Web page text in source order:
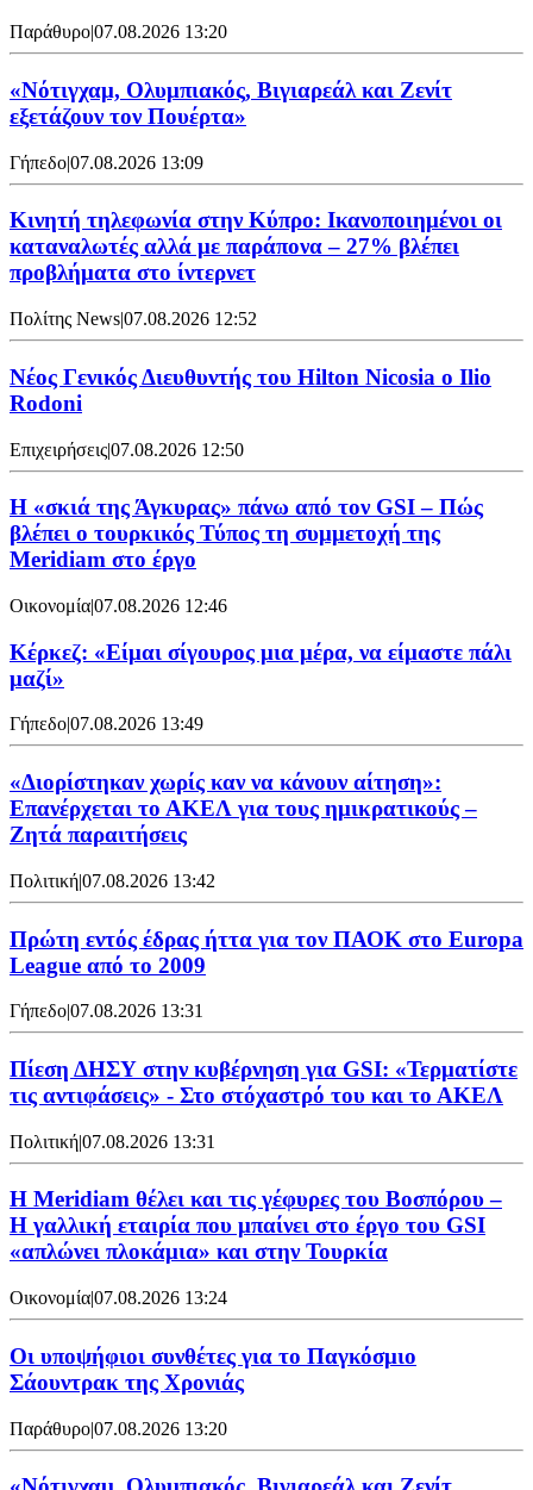
Παράθυρο|07.08.2026 13:20
«Νότιγχαμ, Ολυμπιακός, Βιγιαρεάλ και Ζενίτ
εξετάζουν τον Πουέρτα»
Γήπεδο|07.08.2026 13:09
Κινητή τηλεφωνία στην Κύπρο: Ικανοποιημένοι οι
καταναλωτές αλλά με παράπονα – 27% βλέπει
προβλήματα στο ίντερνετ
Πολίτης News|07.08.2026 12:52
Νέος Γενικός Διευθυντής του Hilton Nicosia ο Ilio
Rodoni
Επιχειρήσεις|07.08.2026 12:50
H «σκιά της Άγκυρας» πάνω από τον GSI – Πώς
βλέπει ο τουρκικός Τύπος τη συμμετοχή της
Meridiam στο έργο
Οικονομία|07.08.2026 12:46
Κέρκεζ: «Είμαι σίγουρος μια μέρα, να είμαστε πάλι
μαζί»
Γήπεδο|07.08.2026 13:49
«Διορίστηκαν χωρίς καν να κάνουν αίτηση»:
Επανέρχεται το ΑΚΕΛ για τους ημικρατικούς –
Ζητά παραιτήσεις
Πολιτική|07.08.2026 13:42
Πρώτη εντός έδρας ήττα για τον ΠΑΟΚ στο Europa
League από το 2009
Γήπεδο|07.08.2026 13:31
Πίεση ΔΗΣΥ στην κυβέρνηση για GSI: «Τερματίστε
τις αντιφάσεις» - Στο στόχαστρό του και το ΑΚΕΛ
Πολιτική|07.08.2026 13:31
Η Meridiam θέλει και τις γέφυρες του Βοσπόρου –
Η γαλλική εταιρία που μπαίνει στο έργο του GSI
«απλώνει πλοκάμια» και στην Τουρκία
Οικονομία|07.08.2026 13:24
Οι υποψήφιοι συνθέτες για το Παγκόσμιο
Σάουντρακ της Χρονιάς
Παράθυρο|07.08.2026 13:20